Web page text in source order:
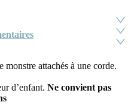
monstre attachés à une corde.
d’enfant. Ne convient pas